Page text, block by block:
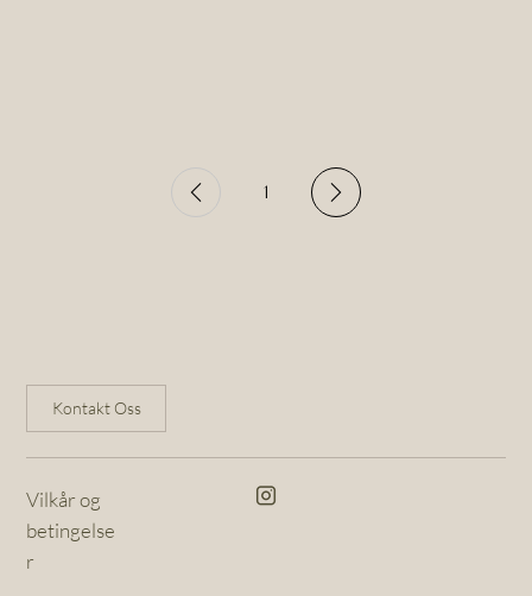
1Page
Vilkår og
betingelse
r
Kontakt Oss